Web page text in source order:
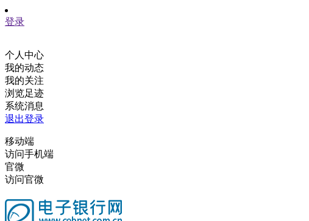
登录
个人中心
我的动态
我的关注
浏览足迹
系统消息
退出登录
移动端
访问手机端
官微
访问官微